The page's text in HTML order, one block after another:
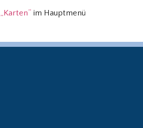
„Karten” im Hauptmenü